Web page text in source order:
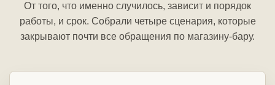
От того, что именно случилось, зависит и порядок
работы, и срок. Собрали четыре сценария, которые
закрывают почти все обращения по магазину-бару.